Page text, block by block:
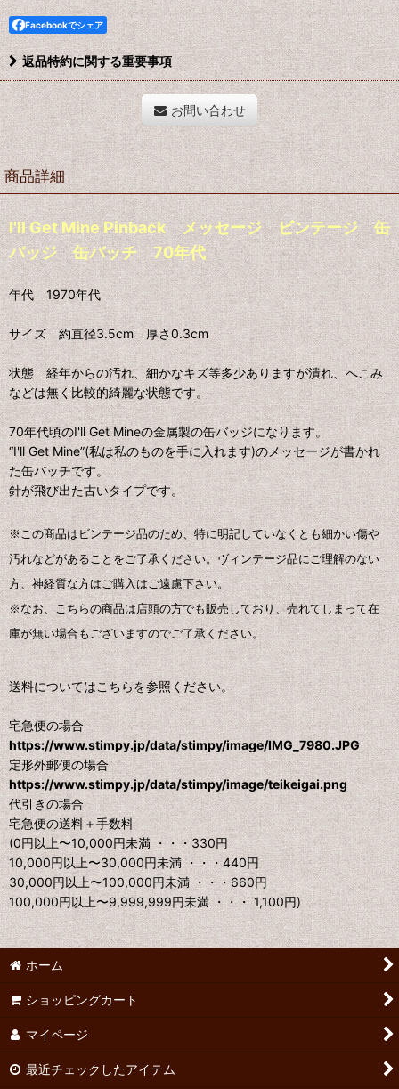
Facebookでシェア
返品特約に関する重要事項
お問い合わせ
商品詳細
I'll Get Mine Pinback メッセージ ビンテージ 缶
バッジ 缶バッチ 70年代
年代 1970年代
サイズ 約直径3.5cm 厚さ0.3cm
状態 経年からの汚れ、細かなキズ等多少ありますが潰れ、へこみ
などは無く比較的綺麗な状態です。
70年代頃のI'll Get Mineの金属製の缶バッジになります。
“I'll Get Mine”(私は私のものを手に入れます)のメッセージが書かれ
た缶バッチです。
針が飛び出た古いタイプです。
※この商品はビンテージ品のため、特に明記していなくとも細かい傷や
汚れなどがあることをご了承ください。ヴィンテージ品にご理解のない
方、神経質な方はご購入はご遠慮下さい。
※なお、こちらの商品は店頭の方でも販売しており、売れてしまって在
庫が無い場合もございますのでご了承ください。
送料についてはこちらを参照ください。
宅急便の場合
https://www.stimpy.jp/data/stimpy/image/IMG_7980.JPG
定形外郵便の場合
https://www.stimpy.jp/data/stimpy/image/teikeigai.png
代引きの場合
宅急便の送料＋手数料
(0円以上〜10,000円未満 ・・・330円
10,000円以上〜30,000円未満 ・・・440円
30,000円以上〜100,000円未満 ・・・660円
100,000円以上〜9,999,999円未満 ・・・ 1,100円)
ホーム
ショッピングカート
マイページ
最近チェックしたアイテム